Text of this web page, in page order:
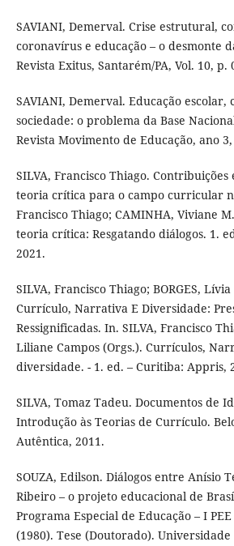
SAVIANI, Demerval. Crise estrutural,
coronavírus e educação – o desmonte
Revista Exitus, Santarém/PA, Vol. 10, p.
SAVIANI, Demerval. Educação escolar,
sociedade: o problema da Base
Revista Movimento de Educação, ano
SILVA, Francisco Thiago. Contribuições
teoria crítica para o campo curricular
Francisco Thiago; CAMINHA, Viviane
teoria crítica: Resgatando diálogos. 1.
2021.
SILVA, Francisco Thiago; BORGES,
Currículo, Narrativa E Diversidade:
Ressignificadas. In. SILVA, Francisco
Liliane Campos (Orgs.). Currículos,
diversidade. - 1. ed. – Curitiba: Appris,
SILVA, Tomaz Tadeu. Documentos de
Introdução às Teorias de Currículo.
Autêntica, 2011.
SOUZA, Edilson. Diálogos entre Anísio
Ribeiro – o projeto educacional de
Programa Especial de Educação – I
(1980). Tese (Doutorado). Universidade